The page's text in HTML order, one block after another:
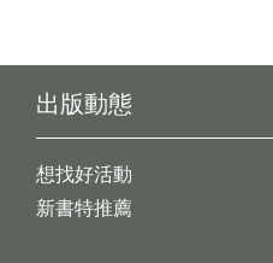
出版動態
想找好活動
新書特推薦